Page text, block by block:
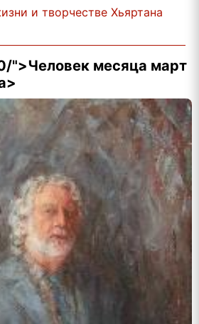
и творчестве Хьяртана
">Человек месяца март